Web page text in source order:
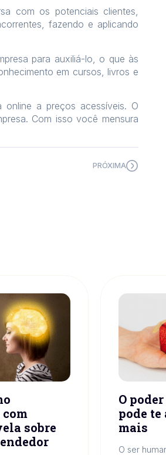
com os potenciais clientes,
fazendo e aplicando
para auxiliá-lo, o que às
em cursos, livros e
online a preços acessíveis. O
Com isso você mensura
PRÓXIMA
sobre
O
pode
mais
O ser